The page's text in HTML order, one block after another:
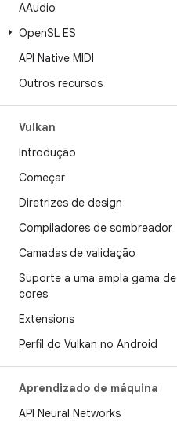
AAudio
OpenSL ES
API Native MIDI
Outros recursos
Vulkan
Introdução
Começar
Diretrizes de design
Compiladores de sombreador
Camadas de validação
Suporte a uma ampla gama de
cores
Extensions
Perfil do Vulkan no Android
Aprendizado de máquina
API Neural Networks